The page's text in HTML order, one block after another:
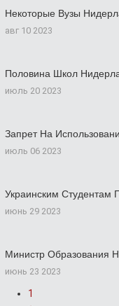
Некоторые Вузы
авг 10 2023
Половина Школ
июль 20 2023
Запрет На
июль 06 2023
Украинским Студентам
июнь 29 2023
Министр Образования
июнь 23 2023
1